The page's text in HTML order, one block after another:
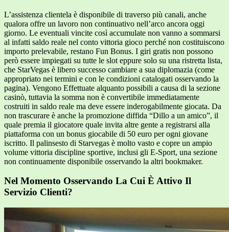
L’assistenza clientela è disponibile di traverso più canali, anche
qualora offre un lavoro non continuativo nell’arco ancora oggi
giorno. Le eventuali vincite così accumulate non vanno a sommarsi
al infatti saldo reale nel conto vittoria gioco perché non costituiscono
importo prelevabile, restano Fun Bonus. I giri gratis non possono
però essere impiegati su tutte le slot eppure solo su una ristretta lista,
che StarVegas è libero successo cambiare a sua diplomazia (come
appropriato nei termini e con le condizioni catalogati osservando la
pagina). Vengono Effettuate alquanto possibili a causa di la sezione
casinò, tuttavia la somma non è convertibile immediatamente
costruiti in saldo reale ma deve essere inderogabilmente giocata. Da
non trascurare è anche la promozione diffida “Dillo a un amico”, il
quale premia il giocatore quale invita altre gente a registrarsi alla
piattaforma con un bonus giocabile di 50 euro per ogni giovane
iscritto. Il palinsesto di Starvegas è molto vasto e copre un ampio
volume vittoria discipline sportive, inclusi gli E-Sport, una sezione
non continuamente disponibile osservando la altri bookmaker.
Nel Momento Osservando La Cui È Attivo Il
Servizio Clienti?